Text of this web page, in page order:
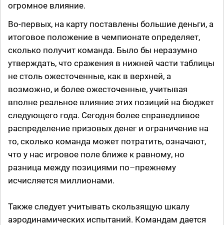
огромное влияние.
Во-первых, на карту поставлены большие деньги, а
итоговое положение в чемпионате определяет,
сколько получит команда. Было бы неразумно
утверждать, что сражения в нижней части таблицы
не столь ожесточенные, как в верхней, а
возможно, и более ожесточенные, учитывая
вполне реальное влияние этих позиций на бюджет
следующего года. Сегодня более справедливое
распределение призовых денег и ограничение на
то, сколько команда может потратить, означают,
что у нас игровое поле ближе к равному, но
разница между позициями по–прежнему
исчисляется миллионами.
Также следует учитывать скользящую шкалу
аэродинамических испытаний. Командам дается